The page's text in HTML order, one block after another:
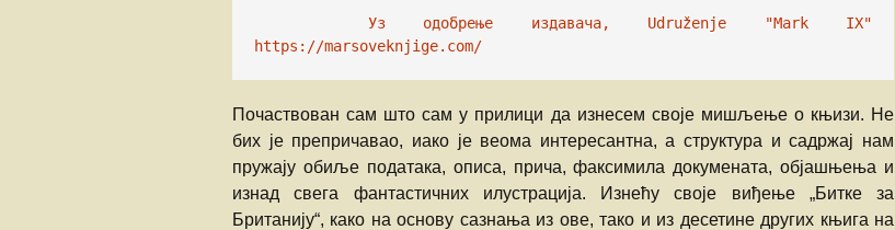
Уз одобрење издавача, Udruženje "Mark IX"
https://marsoveknjige.com/
Почаствован сам што сам у прилици да изнесем своје мишљење о књизи. Не
бих је препричавао, иако је веома интересантна, а структура и садржај нам
пружају обиље података, описа, прича, факсимила докумената, објашњења и
изнад свега фантастичних илустрација. Изнећу своје виђење „Битке за
Британију“, како на основу сазнања из ове, тако и из десетине других књига на